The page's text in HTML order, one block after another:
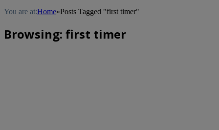
You are at:Home»Posts Tagged "first timer"
Browsing: first timer